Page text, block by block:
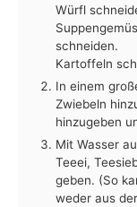
Würfl
schneiden.
Kartoffeln
In einem
Zwiebeln
hinzugeben
Mit Wasser
Teeei,
geben. (So
weder aus